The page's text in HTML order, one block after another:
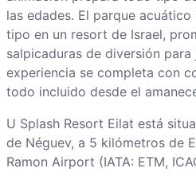
las edades. El parque
tipo en un resort de Israel,
salpicaduras de diversión
experiencia se completa con
todo incluido desde el
U Splash Resort Eilat está
de Néguev, a 5 kilómetros de
Ramon Airport (IATA: ETM,